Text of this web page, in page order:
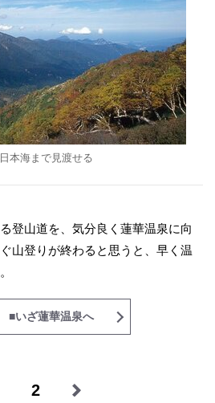
本海まで見渡せる
登山道を、気分良く蓮華温泉に向
山登りが終わると思うと、早く温
■いざ蓮華温泉へ
2